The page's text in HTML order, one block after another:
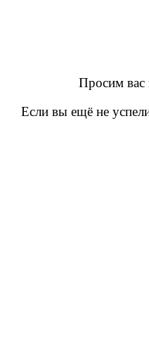
Просим вас
Если вы ещё не